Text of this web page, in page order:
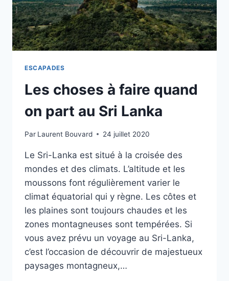
ESCAPADES
Les choses à faire quand
on part au Sri Lanka
Par Laurent Bouvard 24 juillet 2020
Le Sri-Lanka est situé à la croisée des
mondes et des climats. L’altitude et les
moussons font régulièrement varier le
climat équatorial qui y règne. Les côtes et
les plaines sont toujours chaudes et les
zones montagneuses sont tempérées. Si
vous avez prévu un voyage au Sri-Lanka,
c’est l’occasion de découvrir de majestueux
paysages montagneux,…